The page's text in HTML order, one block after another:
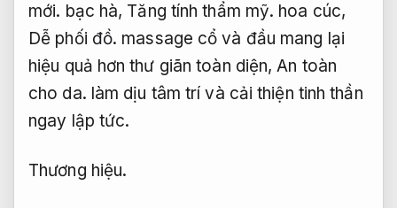
mới. bạc hà, Tăng tính thẩm mỹ. hoa cúc,
Dễ phối đồ. massage cổ và đầu mang lại
hiệu quả hơn thư giãn toàn diện,An toàn
cho da. làm dịu tâm trí và cải thiện tinh thần
ngay lập tức.
Thương hiệu.